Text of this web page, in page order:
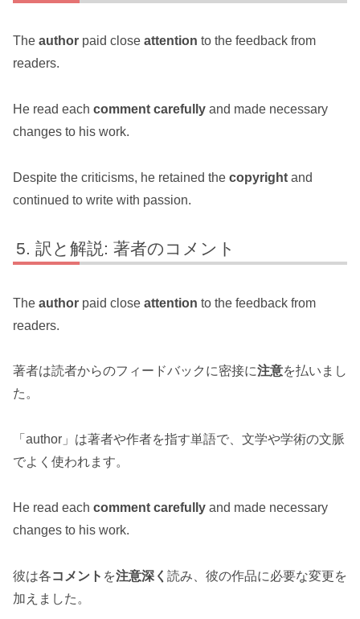
The author paid close attention to the feedback from
readers.
He read each comment carefully and made necessary
changes to his work.
Despite the criticisms, he retained the copyright and
continued to write with passion.
訳と解説: 著者のコメント
The author paid close attention to the feedback from
readers.
著者は読者からのフィードバックに密接に注意を払いまし
た。
「author」は著者や作者を指す単語で、文学や学術の文脈
でよく使われます。
He read each comment carefully and made necessary
changes to his work.
彼は各コメント を注意深く 読み、彼の作品に必要な変更を
加えました。